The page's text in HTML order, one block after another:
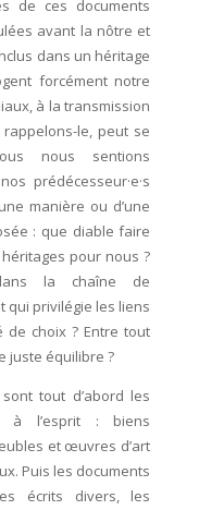
de ces documents
avant la nôtre et
dans un héritage
forcément notre
à la transmission
le, peut se
nous sentions
prédécesseur·e·s
manière ou d’une
: que diable faire
pour nous ?
la chaîne de
qui privilégie les liens
choix ? Entre tout
juste équilibre ?
tout d’abord les
à l’esprit : biens
et œuvres d’art
Puis les documents
écrits divers, les